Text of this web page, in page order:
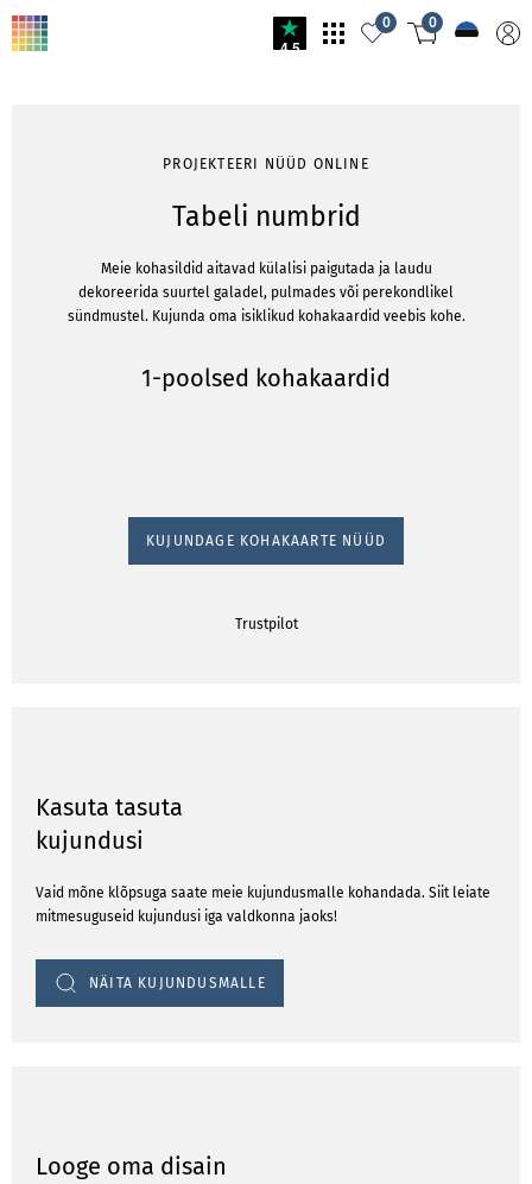
4.5
0 0
PROJEKTEERI NÜÜD ONLINE
Tabeli numbrid
Meie kohasildid aitavad külalisi paigutada ja laudu
dekoreerida suurtel galadel, pulmades või perekondlikel
sündmustel. Kujunda oma isiklikud kohakaardid veebis kohe.
1-poolsed kohakaardid
KUJUNDAGE KOHAKAARTE NÜÜD
Trustpilot
Kasuta tasuta
kujundusi
Vaid mõne klõpsuga saate meie kujundusmalle kohandada. Siit leiate
mitmesuguseid kujundusi iga valdkonna jaoks!
NÄITA KUJUNDUSMALLE
Looge oma disain